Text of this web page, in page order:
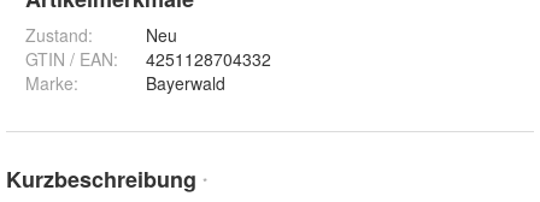
Zustand:
Neu
GTIN / EAN:
4251128704332
Marke:
Bayerwald
Kurzbeschreibung *